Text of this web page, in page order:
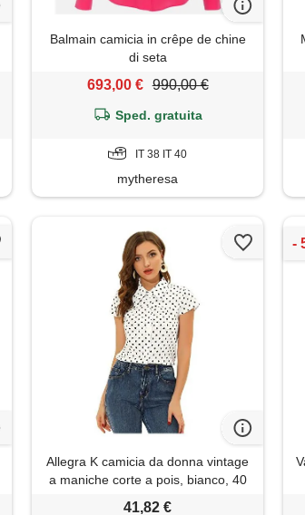
Balmain camicia in crêpe de chine
di seta
693,00 € 990,00 €
Sped. gratuita
IT 38 IT 40
mytheresa
Allegra K camicia da donna vintage
a maniche corte a pois, bianco, 40
41,82 €